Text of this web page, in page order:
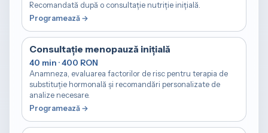
Recomandată după o consultație nutriție inițială.
Consultație menopauză inițială
40 min · 400 RON
Anamneza, evaluarea factorilor de risc pentru terapia de
substituție hormonală și recomandări personalizate de
analize necesare.